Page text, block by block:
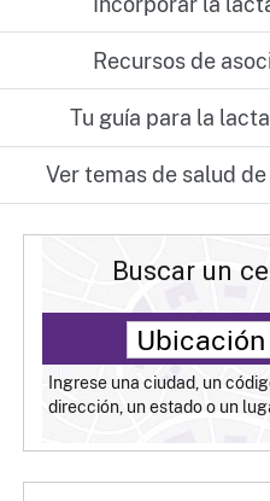
Recursos de
Tu guía para la
Ver temas de salud
Buscar un
Ingrese una ciudad, un
dirección, un estado o un